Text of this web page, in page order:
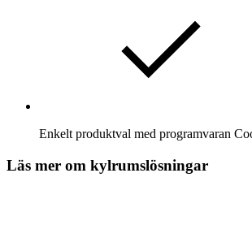
Enkelt produktval med programvaran
Läs mer om kylrumslösningar